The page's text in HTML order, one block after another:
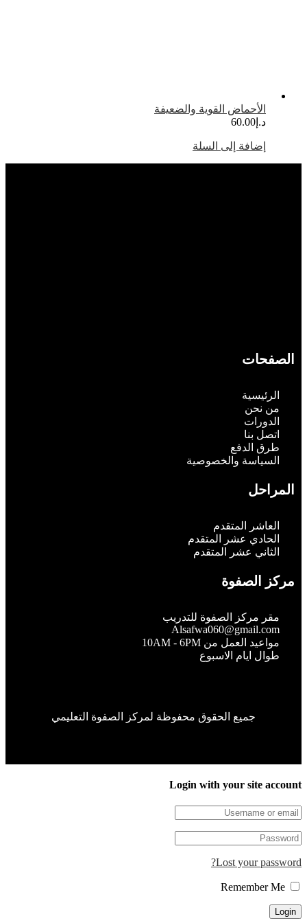
الأحماض القوية والضعيفة
60.00
إضافة إلى السلة
الصفحات
الرئيسية
من نحن
الدورات
اتصل بنا
طرق الدفع
السياسة والخصوصية
المراحل
العاشر المتقدم
الحادي عشر المتقدم
الثاني عشر المتقدم
مركز الصفوة
مقر مركز الصفوة للتدريب
Alsafwa060@gmail.com
مواعيد العمل من 10AM - 6PM
طوال ايام الاسبوع
جميع الحقوق محفوظة لمركز الصفوة التعليمي
Login with your site
Lost your
Remember Me